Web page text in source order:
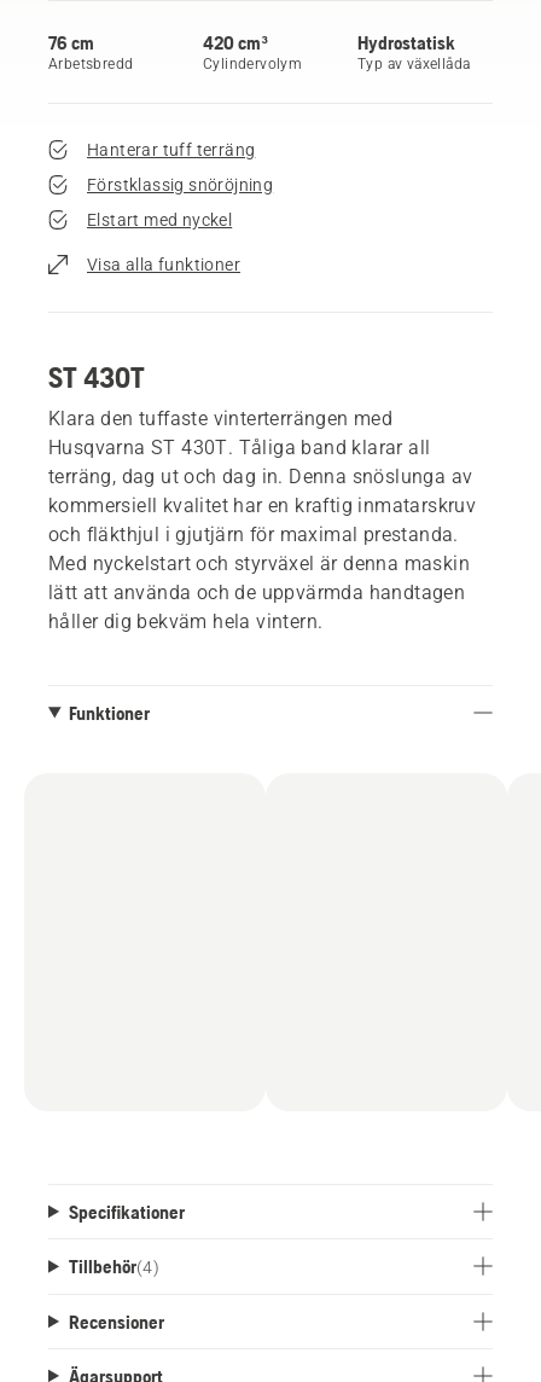
76 cm
Arbetsbredd
420 cm³
Cylindervolym
Hydrostatisk
Typ av växellåda
Hanterar tuff terräng
Förstklassig snöröjning
Elstart med nyckel
Visa alla funktioner
ST 430T
Klara den tuffaste vinterterrängen med
Husqvarna ST 430T. Tåliga band klarar all
terräng, dag ut och dag in. Denna snöslunga av
kommersiell kvalitet har en kraftig inmatarskruv
och fläkthjul i gjutjärn för maximal prestanda.
Med nyckelstart och styrväxel är denna maskin
lätt att använda och de uppvärmda handtagen
håller dig bekväm hela vintern.
Funktioner
Specifikationer
Tillbehör(4)
Recensioner
Ägarsupport